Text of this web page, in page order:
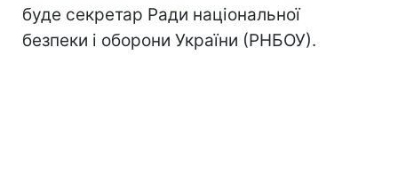
буде секретар Ради національної
безпеки і оборони України (РНБОУ).